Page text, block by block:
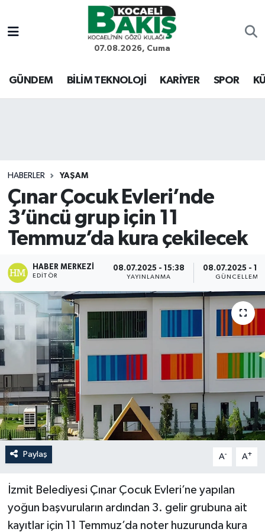
07.08.2026, Cuma
GÜNDEM BİLİM TEKNOLOJİ KARİYER SPOR
HABERLER YAŞAM
Çınar Çocuk Evleri’nde
3’üncü grup için 11
Temmuz’da kura çekilecek
HABER MERKEZI
EDITÖR
08.07.2025 - 15:38
YAYINLANMA
08.07.2025 -
GÜNCELLEME
Paylaş A- A+
İzmit Belediyesi Çınar Çocuk Evleri’ne yapılan
yoğun başvuruların ardından 3. gelir grubuna ait
kayıtlar için 11 Temmuz’da noter huzurunda kura
Kocaeli Nöbetçi Eczaneler
Kocaeli Hava Durumu
Son Dakika Haberleri
Haber Arşivi